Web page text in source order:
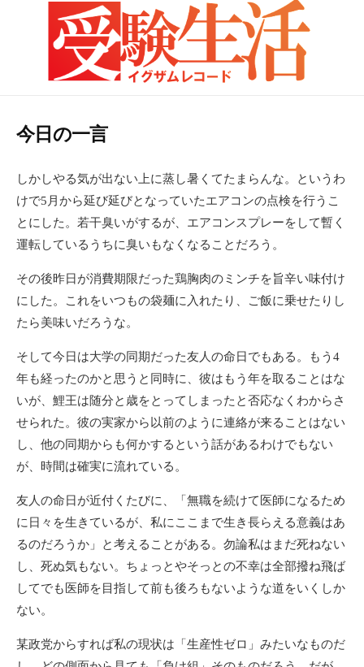
今日の一言
しかしやる気が出ない上に蒸し暑くてたまらんな。というわ
けで5月から延び延びとなっていたエアコンの点検を行うこ
とにした。若干臭いがするが、エアコンスプレーをして暫く
運転しているうちに臭いもなくなることだろう。
その後昨日が消費期限だった鶏胸肉のミンチを旨辛い味付け
にした。これをいつもの袋麺に入れたり、ご飯に乗せたりし
たら美味いだろうな。
そして今日は大学の同期だった友人の命日でもある。もう4
年も経ったのかと思うと同時に、彼はもう年を取ることはな
いが、鯉王は随分と歳をとってしまったと否応なくわからさ
せられた。彼の実家から以前のように連絡が来ることはない
し、他の同期からも何かするという話があるわけでもない
が、時間は確実に流れている。
友人の命日が近付くたびに、「無職を続けて医師になるため
に日々を生きているが、私にここまで生き長らえる意義はあ
るのだろうか」と考えることがある。勿論私はまだ死ねない
し、死ぬ気もない。ちょっとやそっとの不幸は全部撥ね飛ば
してでも医師を目指して前も後ろもないような道をいくしか
ない。
某政党からすれば私の現状は「生産性ゼロ」みたいなものだ